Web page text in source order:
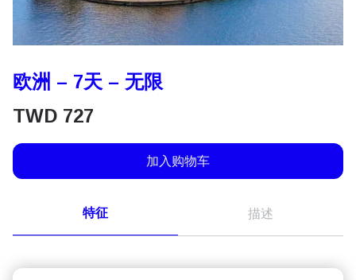
欧洲 – 7天 – 无限
TWD 727
加入购物车
特征 描述